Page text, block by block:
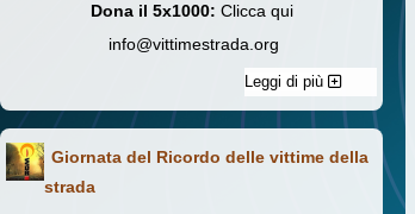
Dona il 5x1000: Clicca qui
info@vittimestrada.org
Leggi di più
Giornata del Ricordo delle vittime della
strada